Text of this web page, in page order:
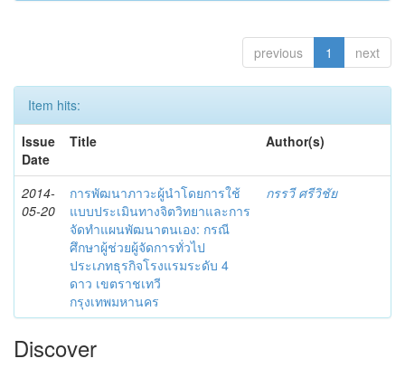
previous 1 next
Item hits:
Issue
Date
Title Author(s)
2014-
05-20
การพัฒนาภาวะผู้นำโดยการใช้
แบบประเมินทางจิตวิทยาและการ
จัดทำแผนพัฒนาตนเอง: กรณี
ศึกษาผู้ช่วยผู้จัดการทั่วไป
ประเภทธุรกิจโรงแรมระดับ 4
ดาว เขตราชเทวี
กรุงเทพมหานคร
กรรวี ศรีวิชัย
Discover